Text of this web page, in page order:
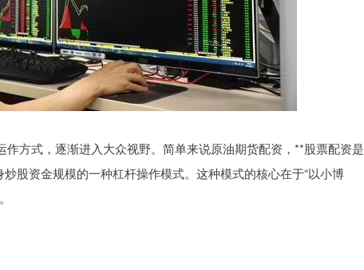
方式，逐渐进入大众视野。简单来说原油期货配资，**股票配资是
股资金规模的一种杠杆操作模式。这种模式的核心在于“以小博